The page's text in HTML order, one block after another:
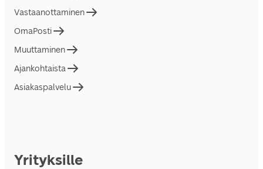
Vastaanottaminen
OmaPosti
Muuttaminen
Ajankohtaista
Asiakaspalvelu
Yrityksille